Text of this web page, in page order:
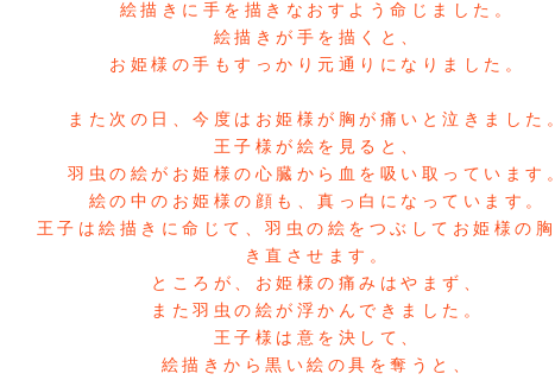
絵描きに手を描きなおすよう命じました。
絵描きが手を描くと、
お姫様の手もすっかり元通りになりました。
また次の日、今度はお姫様が胸が痛いと泣きました
王子様が絵を見ると、
羽虫の絵がお姫様の心臓から血を吸い取っています
絵の中のお姫様の顔も、真っ白になっています。
王子は絵描きに命じて、羽虫の絵をつぶしてお姫様の
き直させます。
ところが、お姫様の痛みはやまず、
また羽虫の絵が浮かんできました。
王子様は意を決して、
絵描きから黒い絵の具を奪うと、